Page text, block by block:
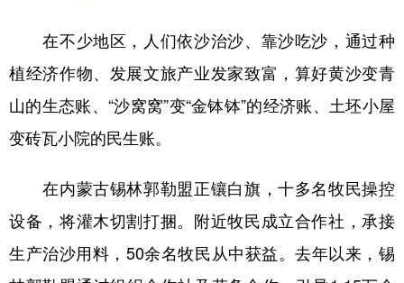
在不少地区，人们依沙治沙、靠沙吃沙，通过种
植经济作物、发展文旅产业发家致富，算好黄沙变青
山的生态账、“沙窝窝”变“金钵钵”的经济账、土坯小屋
变砖瓦小院的民生账。
在内蒙古锡林郭勒盟正镶白旗，十多名牧民操控
设备，将灌木切割打捆。附近牧民成立合作社，承接
生产治沙用料，50余名牧民从中获益。去年以来，锡